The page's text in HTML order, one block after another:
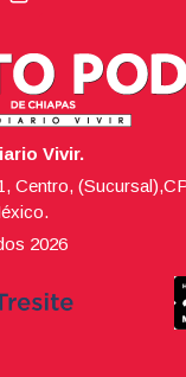
Vivir.
Centro,
2026